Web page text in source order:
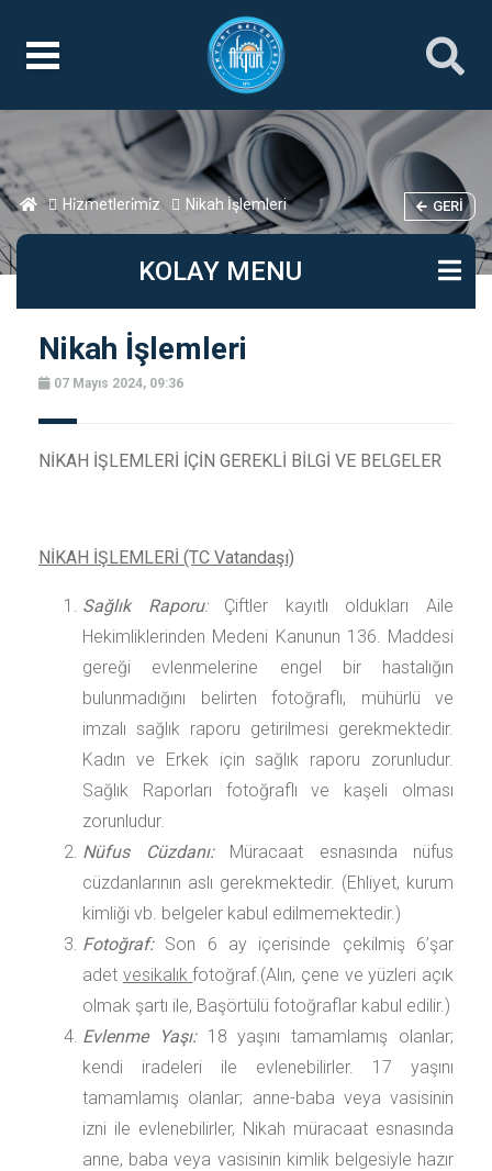
Hi̇zmetleri̇mi̇z Nikah İşlemleri GERI
KOLAY MENU
Nikah İşlemleri
07 Mayıs 2024, 09:36
NİKAH İŞLEMLERİ İÇİN GEREKLİ BİLGİ VE BELGELER
NİKAH İŞLEMLERİ (TC Vatandaşı)
Sağlık Raporu:Çiftler kayıtlı oldukları Aile
Hekimliklerinden Medeni Kanunun 136. Maddesi
gereği evlenmelerine engel bir hastalığın
bulunmadığını belirten fotoğraflı, mühürlü ve
imzalı sağlık raporu getirilmesi gerekmektedir.
Kadın ve Erkek için sağlık raporu zorunludur.
Sağlık Raporları fotoğraflı ve kaşeli olması
zorunludur.
Nüfus Cüzdanı:Müracaat esnasında nüfus
cüzdanlarının aslı gerekmektedir. (Ehliyet, kurum
kimliği vb. belgeler kabul edilmemektedir.)
Fotoğraf:Son 6 ay içerisinde çekilmiş 6’şar
adet vesikalıkfotoğraf.(Alın, çene ve yüzleri açık
olmak şartı ile, Başörtülü fotoğraflar kabul edilir.)
Evlenme Yaşı:18 yaşını tamamlamış olanlar;
kendi iradeleri ile evlenebilirler. 17 yaşını
tamamlamış olanlar; anne-baba veya vasisinin
izni ile evlenebilirler, Nikah müracaat esnasında
anne, baba veya vasisinin kimlik belgesiyle hazır